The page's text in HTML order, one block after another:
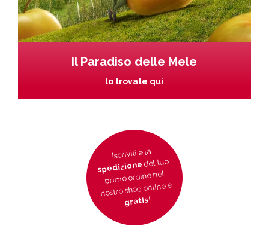
Il Paradiso delle Mele
lo trovate qui
Iscriviti e la
spedizionedel tuo
primo ordine nel
nostro shop online è
gratis!